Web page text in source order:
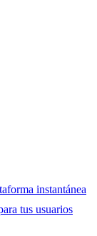
instantánea
tus usuarios